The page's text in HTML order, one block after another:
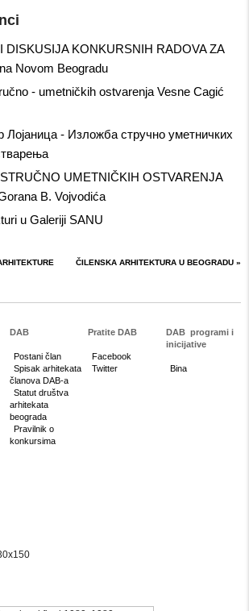
DISKUSIJA KONKURSNIH RADOVA ZA
Novom Beogradu
- umetničkih ostvarenja Vesne Cagić
Лојаница - Изложба стручно уметничких
UMETNIČKIH OSTVARENJA
B. Vojvodića
u Galeriji SANU
ČILENSKA ARHITEKTURA U BEOGRADU »
DAB
Postani član
Spisak arhitekata
članova DAB-a
Statut društva
arhitekata
beograda
Pravilnik o
konkursima
Pratite DAB
Facebook
Twitter
DAB programi i
inicijative
Bina